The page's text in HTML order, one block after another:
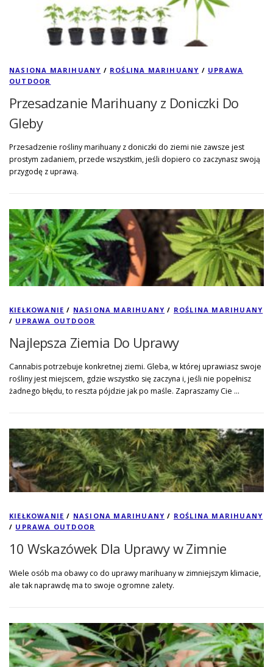
NASIONA MARIHUANY / ROŚLINA MARIHUANY / UPRAWA
OUTDOOR
Przesadzanie Marihuany z Doniczki Do
Gleby
Przesadzenie rośliny marihuany z doniczki do ziemi nie zawsze jest
prostym zadaniem, przede wszystkim, jeśli dopiero co zaczynasz swoją
przygodę z uprawą.
KIEŁKOWANIE / NASIONA MARIHUANY / ROŚLINA MARIHUANY
/ UPRAWA OUTDOOR
Najlepsza Ziemia Do Uprawy
Cannabis potrzebuje konkretnej ziemi. Gleba, w której uprawiasz swoje
rośliny jest miejscem, gdzie wszystko się zaczyna i, jeśli nie popełnisz
żadnego błędu, to reszta pójdzie jak po maśle. Zapraszamy Cie …
KIEŁKOWANIE / NASIONA MARIHUANY / ROŚLINA MARIHUANY
/ UPRAWA OUTDOOR
10 Wskazówek Dla Uprawy w Zimnie
Wiele osób ma obawy co do uprawy marihuany w zimniejszym klimacie,
ale tak naprawdę ma to swoje ogromne zalety.